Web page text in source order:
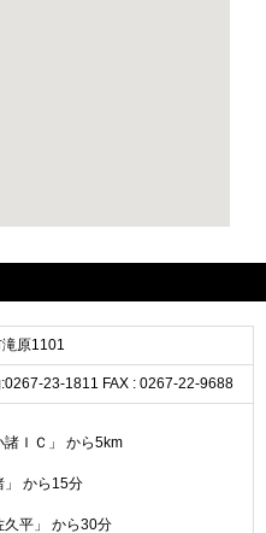
原1101
23-1811 FAX : 0267-22-9688
諸ＩＣ」 から5km
」 から15分
久平」 から30分